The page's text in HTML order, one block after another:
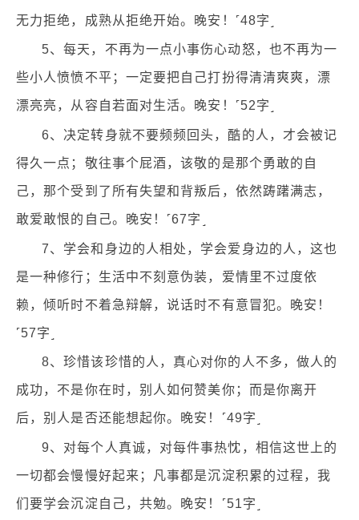
无力拒绝，成熟从拒绝开始。晚安！˹48字˼
5、每天，不再为一点小事伤心动怒，也不再为一
些小人愤愤不平；一定要把自己打扮得清清爽爽，漂
漂亮亮，从容自若面对生活。晚安！˹52字˼
6、决定转身就不要频频回头，酷的人，才会被记
得久一点；敬往事个屁酒，该敬的是那个勇敢的自
己，那个受到了所有失望和背叛后，依然踌躇满志，
敢爱敢恨的自己。晚安！˹67字˼
7、学会和身边的人相处，学会爱身边的人，这也
是一种修行；生活中不刻意伪装，爱情里不过度依
赖，倾听时不着急辩解，说话时不有意冒犯。晚安！
˹57字˼
8、珍惜该珍惜的人，真心对你的人不多，做人的
成功，不是你在时，别人如何赞美你；而是你离开
后，别人是否还能想起你。晚安！˹49字˼
9、对每个人真诚，对每件事热忱，相信这世上的
一切都会慢慢好起来；凡事都是沉淀积累的过程，我
们要学会沉淀自己，共勉。晚安！˹51字˼